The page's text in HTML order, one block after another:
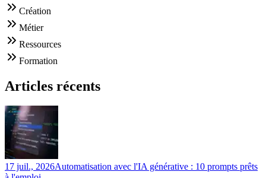
Création
Métier
Ressources
Formation
Articles récents
17 juil., 2026Automatisation avec l'IA générative : 10 prompts prêts